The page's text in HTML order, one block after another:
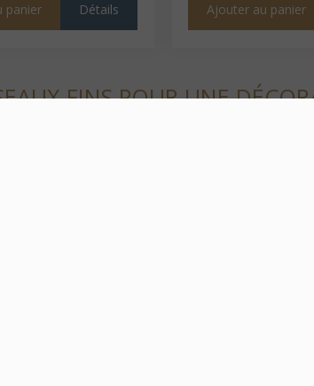
panier Détails Ajouter au panier
FINS POUR UNE